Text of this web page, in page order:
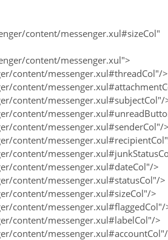
content/messenger.xul#sizeCol"
content/messenger.xul">
content/messenger.xul#threadCol"/>
content/
content/messenger.xul#subjectCol"/
content/
content/messenger.xul#senderCol"/>
content/
content/
content/messenger.xul#dateCol"/>
content/messenger.xul#statusCol"/>
content/messenger.xul#sizeCol"/>
content/messenger.xul#flaggedCol"/
content/messenger.xul#labelCol"/>
content/